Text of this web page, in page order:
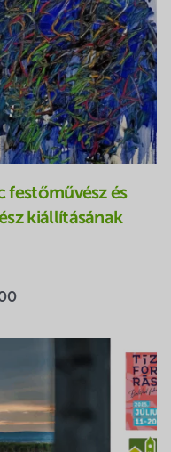
festőművész és
kiállításának